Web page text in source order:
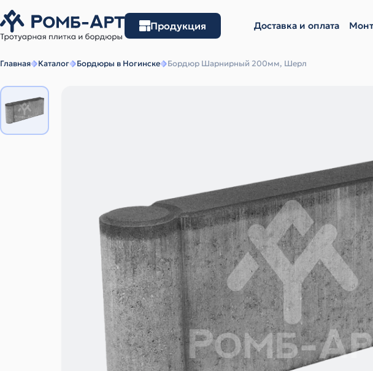
Продукция Доставка и оплата
Главная Каталог Бордюры в Ногинске Бордюр Шарнирный 200мм, Шерл